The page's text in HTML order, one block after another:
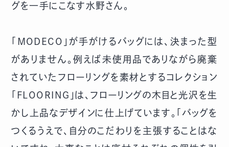
グを一手にこなす水野さん。
「MODECO」が手がけるバッグには、決まった型
がありません。例えば未使用品でありながら廃棄
されていたフローリングを素材とするコレクション
「FLOORING」は、フローリングの木目と光沢を生
かし上品なデザインに仕上げています。「バッグを
つくるうえで、自分のこだわりを主張することはな